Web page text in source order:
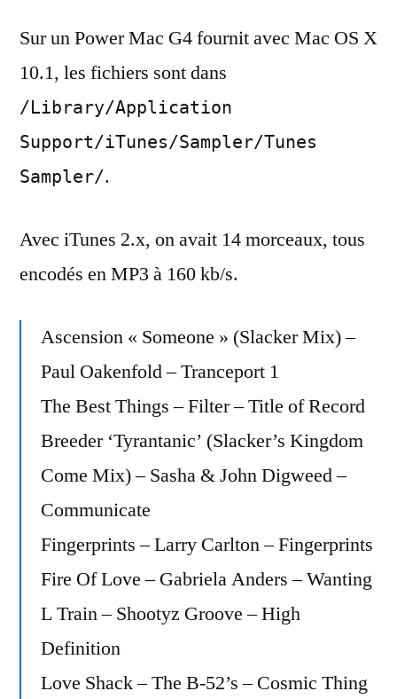
Sur un Power Mac G4 fournit avec Mac OS X
10.1, les fichiers sont dans
/Library/Application
Support/iTunes/Sampler/Tunes
Sampler/.
Avec iTunes 2.x, on avait 14 morceaux, tous
encodés en MP3 à 160 kb/s.
Ascension « Someone » (Slacker Mix) –
Paul Oakenfold – Tranceport 1
The Best Things – Filter – Title of Record
Breeder ‘Tyrantanic’ (Slacker’s Kingdom
Come Mix) – Sasha & John Digweed –
Communicate
Fingerprints – Larry Carlton – Fingerprints
Fire Of Love – Gabriela Anders – Wanting
L Train – Shootyz Groove – High
Definition
Love Shack – The B-52’s – Cosmic Thing